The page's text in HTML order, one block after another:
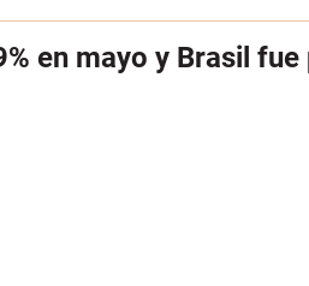
en mayo y Brasil